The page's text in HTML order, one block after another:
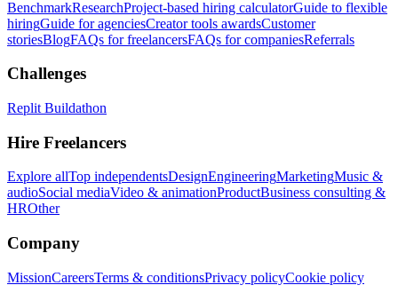
BenchmarkResearchProject-based hiring calculatorGuide to flexible
hiringGuide for agenciesCreator tools awardsCustomer
storiesBlogFAQs for freelancersFAQs for companiesReferrals
Challenges
Replit Buildathon
Hire Freelancers
Explore allTop independentsDesignEngineeringMarketingMusic &
audioSocial mediaVideo & animationProductBusiness consulting &
HROther
Company
MissionCareersTerms & conditionsPrivacy policyCookie policy